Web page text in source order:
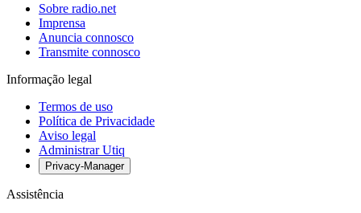
Sobre radio.net
Imprensa
Anuncia connosco
Transmite connosco
Informação legal
Termos de uso
Política de Privacidade
Aviso legal
Administrar Utiq
Privacy-Manager
Assistência